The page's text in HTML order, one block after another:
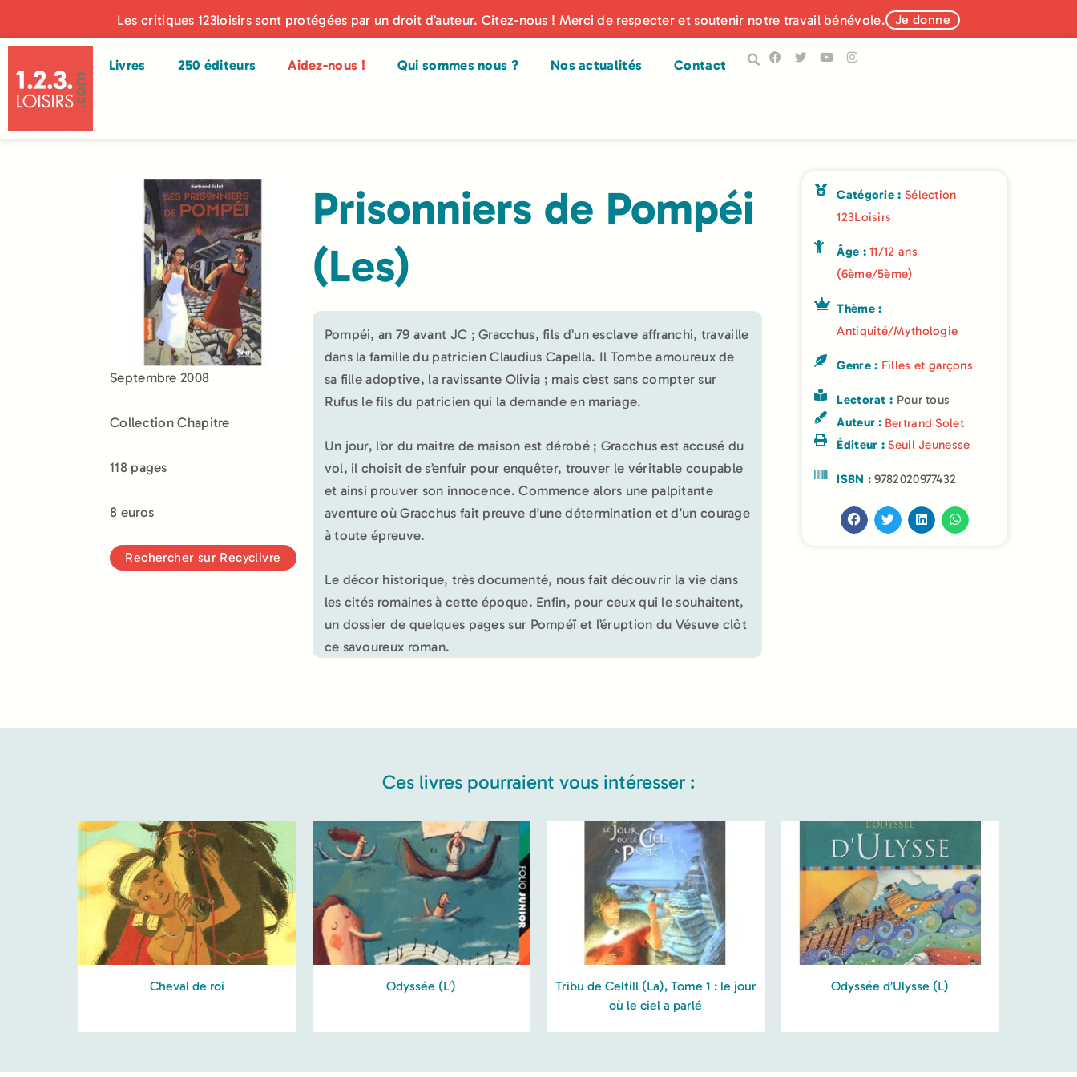
Les critiques 123loisirs sont protégées par un droit d’auteur. Citez-nous ! Merci de respecter et soutenir notre travail bénévole. Je donne
Livres 250 éditeurs Aidez-nous ! Qui sommes nous ? Nos actualités Contact
Septembre 2008
Collection Chapitre
118 pages
8 euros
Rechercher sur Recyclivre
Prisonniers de Pompéi
(Les)
Pompéi, an 79 avant JC ; Gracchus, fils d’un esclave affranchi, travaille
dans la famille du patricien Claudius Capella. Il Tombe amoureux de
sa fille adoptive, la ravissante Olivia ; mais c’est sans compter sur
Rufus le fils du patricien qui la demande en mariage.
Un jour, l’or du maitre de maison est dérobé ; Gracchus est accusé du
vol, il choisit de s’enfuir pour enquêter, trouver le véritable coupable
et ainsi prouver son innocence. Commence alors une palpitante
aventure où Gracchus fait preuve d’une détermination et d’un courage
à toute épreuve.
Le décor historique, très documenté, nous fait découvrir la vie dans
les cités romaines à cette époque. Enfin, pour ceux qui le souhaitent,
un dossier de quelques pages sur Pompéï et l’éruption du Vésuve clôt
ce savoureux roman.
Catégorie : Sélection
123Loisirs
Âge :11/12 ans
(6ème/5ème)
Thème :
Antiquité/Mythologie
Genre : Filles et garçons
Lectorat : Pour tous
Auteur : Bertrand Solet
Éditeur :Seuil Jeunesse
ISBN :9782020977432
Ces livres pourraient vous intéresser :
Cheval de roi Odyssée (L’)
Tribu de Celtill (La), Tome 1 : le jour
où le ciel a parlé
Odyssée d’Ulysse (L)